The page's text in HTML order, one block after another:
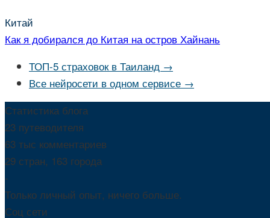
Китай
Как я добирался до Китая на остров Хайнань
ТОП-5 страховок в Таиланд →
Все нейросети в одном сервисе →
Статистика блога
23 путеводителя
63 тыс комментариев
29 стран, 163 города
-
Только личный опыт, ничего больше.
Соц сети